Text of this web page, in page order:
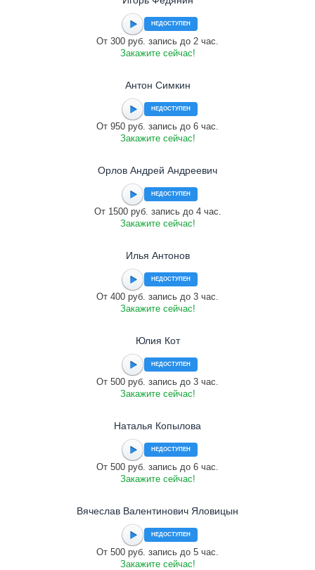
НЕДОСТУПЕН
От 300 руб. запись до 2 час.
Закажите сейчас!
Антон Симкин
НЕДОСТУПЕН
От 950 руб. запись до 6 час.
Закажите сейчас!
Орлов Андрей Андреевич
НЕДОСТУПЕН
От 1500 руб. запись до 4 час.
Закажите сейчас!
Илья Антонов
НЕДОСТУПЕН
От 400 руб. запись до 3 час.
Закажите сейчас!
Юлия Кот
НЕДОСТУПЕН
От 500 руб. запись до 3 час.
Закажите сейчас!
Наталья Копылова
НЕДОСТУПЕН
От 500 руб. запись до 6 час.
Закажите сейчас!
Вячеслав Валентинович Яловицын
НЕДОСТУПЕН
От 500 руб. запись до 5 час.
Закажите сейчас!